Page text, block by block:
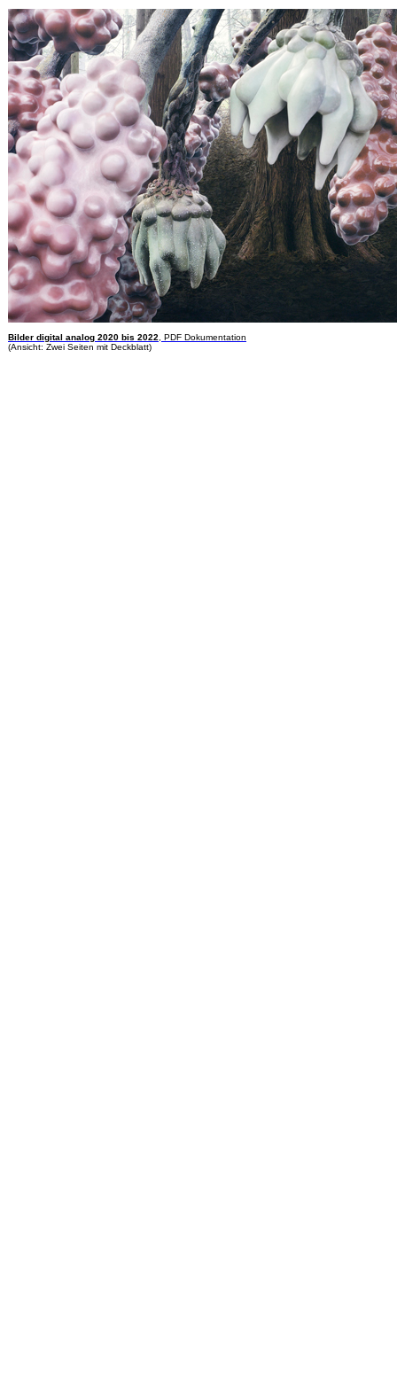
Bilder digital analog 2020 bis 2022 , PDF Dokumentation
(Ansicht: Zwei Seiten mit Deckblatt)